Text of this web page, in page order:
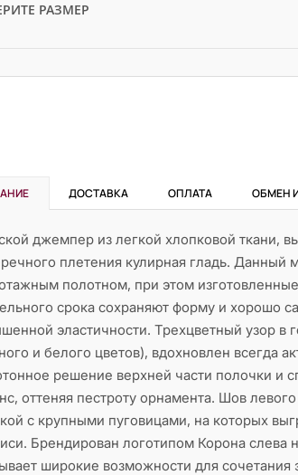
РАЗМЕР
ДОСТАВКА ОПЛАТА ОБМЕН
джемпер из легкой хлопковой ткани,
плетения кулирная гладь. Данный
полотном, при этом
срока сохраняют форму и хорошо
эластичности. Трехцветный узор в
и белого цветов), вдохновлен всегда
решение верхней части полочки и
оттеняя пестроту орнамента. Шов
с крупными пуговицами, на которых
Брендирован логотипом Корона слева
широкие возможности для